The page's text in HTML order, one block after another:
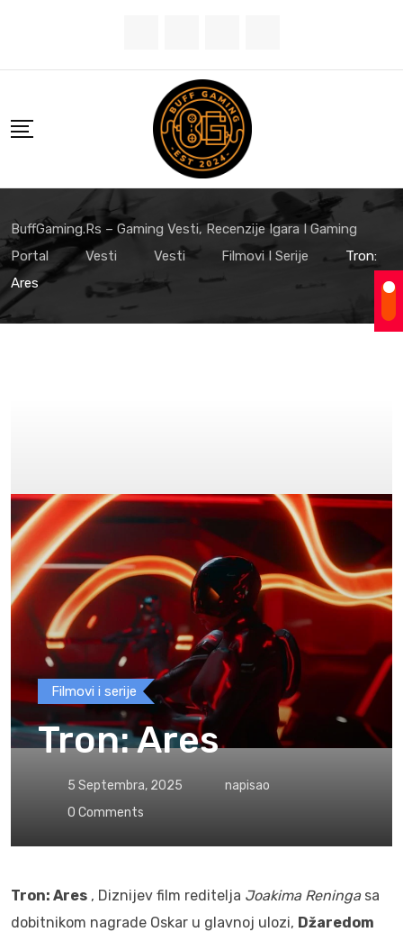
content
BuffGaming.rs – Gaming Vesti, Recenzije Igara I Gaming
Portal
Vesti Vesti Filmovi I Serije
Tron:
Ares
Filmovi i serije
Tron: Ares
5 Septembra, 2025
napisao
0 Comments
Tron: Ares , Diznijev film reditelja Joakima Reningasa
dobitnikom nagrade Oskar u glavnoj ulozi, Džaredom